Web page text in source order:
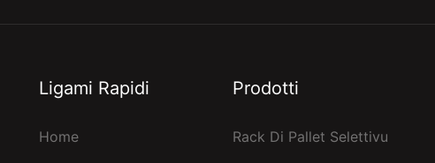
Ligami Rapidi
Home
Prodotti
Rack Di Pallet Selettivu